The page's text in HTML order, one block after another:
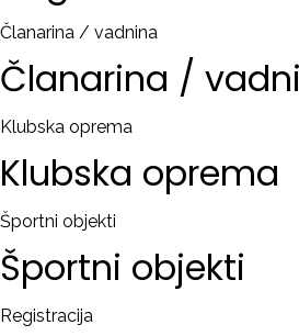
Članarina / vadnina
Članarina /
Klubska oprema
Klubska oprema
Športni objekti
Športni objekti
Registracija